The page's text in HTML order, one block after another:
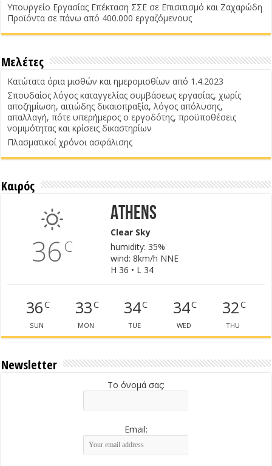
Υπουργείο Εργασίας Επέκταση ΣΣΕ σε Επισιτισμό και Ζαχαρώδη
Προϊόντα σε πάνω από 400.000 εργαζόμενους
Μελέτες
Κατώτατα όρια μισθών και ημερομισθίων από 1.4.2023
Σπουδαίος λόγος καταγγελίας συμβάσεως εργασίας, χωρίς
αποζημίωση, αιτιώδης δικαιοπραξία, λόγος απόλυσης,
απαλλαγή, πότε υπερήμερος ο εργοδότης, προϋποθέσεις
νομιμότητας και κρίσεις δικαστηρίων
Πλασματικοί χρόνοι ασφάλισης
Καιρός
36C
Athens
Clear Sky
humidity: 35%
wind: 8km/h NNE
H 36 • L 34
36C
SUN
33C
MON
34C
TUE
34C
WED
32C
THU
Newsletter
Το όνομά σας:
Email: